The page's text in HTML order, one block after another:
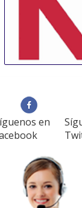
19 Nov-22 Nov
Milan
Italy
en